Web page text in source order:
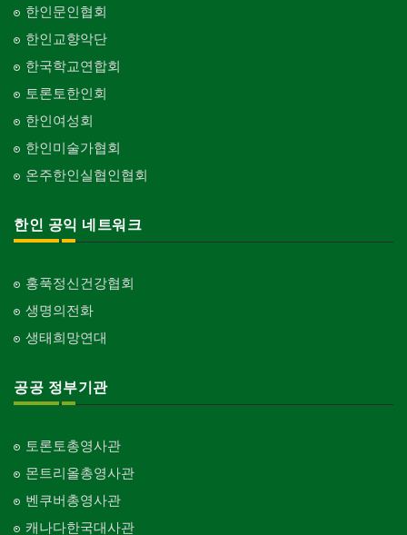
한인문인협회
한인교향악단
한국학교연합회
토론토한인회
한인여성회
한인미술가협회
온주한인실협인협회
한인 공익 네트워크
홍푹정신건강협회
생명의전화
생태희망연대
공공 정부기관
토론토총영사관
몬트리올총영사관
벤쿠버총영사관
캐나다한국대사관